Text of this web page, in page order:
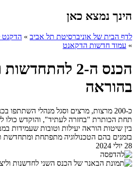
הינך נמצא כאן
לדף הבית של אוניברסיטת תל אביב » הדקנט
» עמוד חדשות הדקאנט
הכנס ה-2
בהוראה
כ-200 מרצות, מרצים וסגל מנהלי
תחת הכותרת "בחזרה לעתיד", והוקדש כולו
בין שיטות הוראה יעילות וטובות שעמידות
בזמנים בהם הטכנולוגיה מתפתחת ומתחדשת
28 יולי 2024